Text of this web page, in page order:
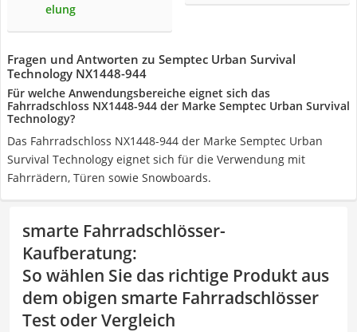
elung
Fragen und Antworten zu Semptec Urban Survival
Technology NX1448-944
Für welche Anwendungsbereiche eignet sich das
Fahrradschloss NX1448-944 der Marke Semptec Urban Survival
Technology?
Das Fahrradschloss NX1448-944 der Marke Semptec Urban
Survival Technology eignet sich für die Verwendung mit
Fahrrädern, Türen sowie Snowboards.
smarte Fahrradschlösser-
Kaufberatung:
So wählen Sie das richtige Produkt aus
dem obigen smarte Fahrradschlösser
Test oder Vergleich